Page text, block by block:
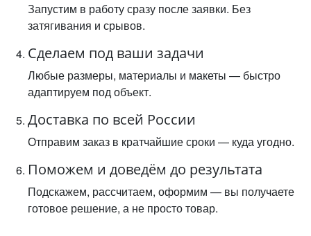
Запустим в работу сразу после заявки. Без
затягивания и срывов.
Сделаем под ваши задачи
Любые размеры, материалы и макеты — быстро
адаптируем под объект.
Доставка по всей России
Отправим заказ в кратчайшие сроки — куда угодно.
Поможем и доведём до результата
Подскажем, рассчитаем, оформим — вы получаете
готовое решение, а не просто товар.